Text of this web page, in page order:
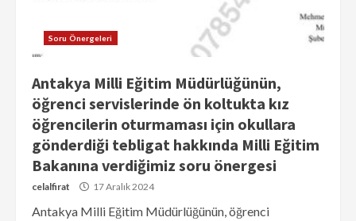
Soru Önergeleri
Antakya Milli Eğitim Müdürlüğünün,
öğrenci servislerinde ön koltukta kız
öğrencilerin oturmaması için okullara
gönderdiği tebligat hakkında Milli Eğitim
Bakanına verdiğimiz soru önergesi
celalfirat 17 Aralık 2024
Antakya Milli Eğitim Müdürlüğünün, öğrenci